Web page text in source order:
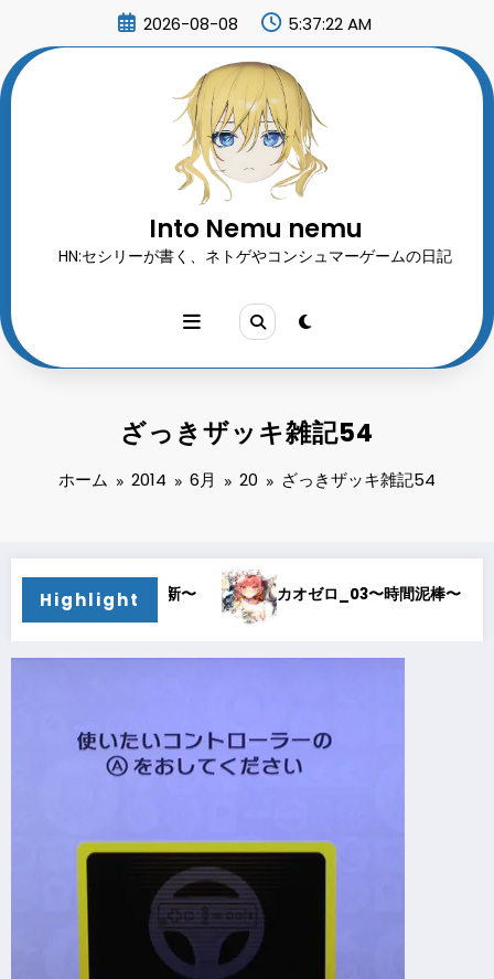
ン
ツ
2026-08-08 5:37:22 AM
Into Nemu nemu
HN:セシリーが書く、ネトゲやコンシュマーゲームの日記
ざっきザッキ雑記54
ホーム 2014 6月 20 ざっきザッキ雑記54
Highlight
新〜 カオゼロ_03〜時間泥棒〜 カオゼロ_02